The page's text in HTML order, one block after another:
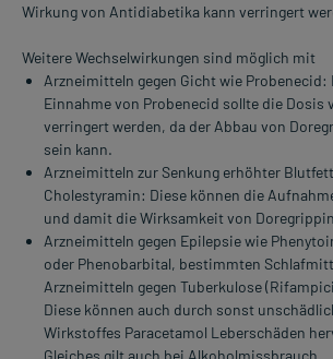
Wirkung von Antidiabetika kann verringert
Weitere Wechselwirkungen sind möglich mit
Arzneimitteln gegen Gicht wie Probenecid:
Einnahme von Probenecid sollte die Dosis
verringert werden, da der Abbau von
sein kann.
Arzneimitteln zur Senkung erhöhter
Cholestyramin: Diese können die
und damit die Wirksamkeit von
Arzneimitteln gegen Epilepsie wie
oder Phenobarbital, bestimmten
Arzneimitteln gegen Tuberkulose
Diese können auch durch sonst
Wirkstoffes Paracetamol Leberschäden
Gleiches gilt auch bei Alkoholmissbrauch.